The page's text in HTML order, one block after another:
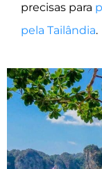
precisas para
pela Tailândia.